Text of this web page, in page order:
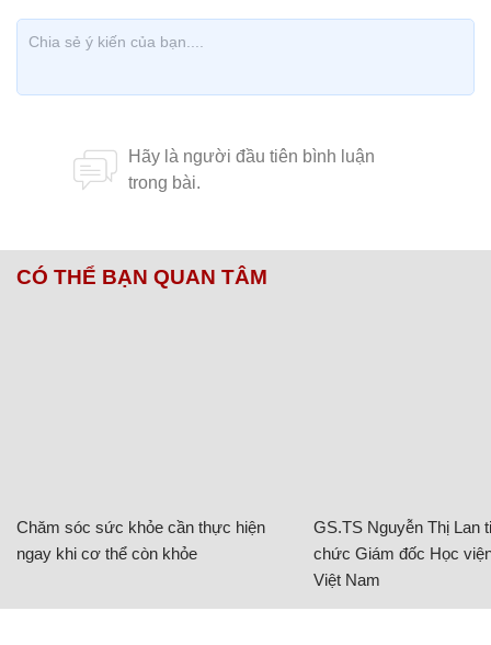
CÓ THỂ BẠN QUAN TÂM
Chăm sóc sức khỏe cần thực hiện
ngay khi cơ thể còn khỏe
GS.TS Nguyễn Thị Lan
chức Giám đốc Học
Việt Nam